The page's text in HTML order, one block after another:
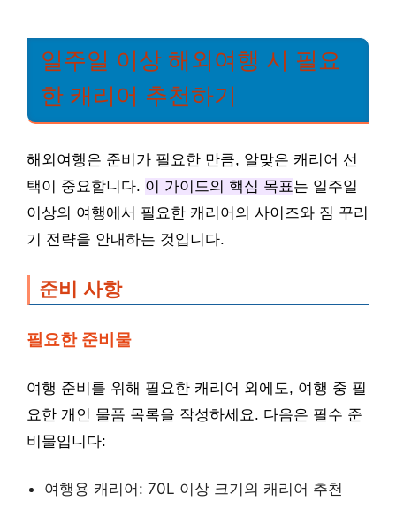
일주일 이상 해외여행 시 필요
한 캐리어 추천하기
해외여행은 준비가 필요한 만큼, 알맞은 캐리어 선
택이 중요합니다. 이 가이드의 핵심 목표는 일주일
이상의 여행에서 필요한 캐리어의 사이즈와 짐 꾸리
기 전략을 안내하는 것입니다.
준비 사항
필요한 준비물
여행 준비를 위해 필요한 캐리어 외에도, 여행 중 필
요한 개인 물품 목록을 작성하세요. 다음은 필수 준
비물입니다:
여행용 캐리어: 70L 이상 크기의 캐리어 추천